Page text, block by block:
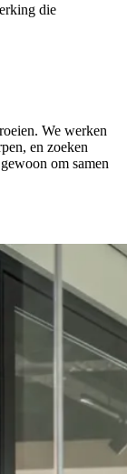
die
We werken
en zoeken
om samen